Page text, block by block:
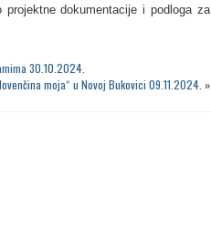
dokumentacije i podloga za
30.10.2024.
moja“ u Novoj Bukovici 09.11.2024. »